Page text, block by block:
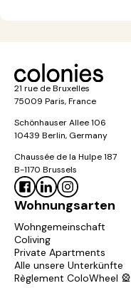
21 rue de Bruxelles
75009 Paris, France
Schönhauser Allee 106
10439 Berlin, Germany
Chaussée de la Hulpe 187
B-1170 Brussels
Wohnungsarten
Wohngemeinschaft
Coliving
Private Apartments
Alle unsere Unterkünfte
Règlement ColoWheel 🎡